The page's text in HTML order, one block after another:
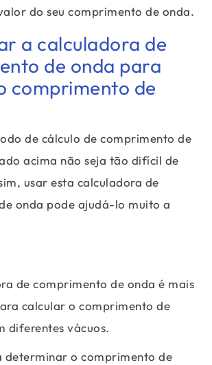
do seu comprimento de onda.
a calculadora de
de onda para
comprimento de
de cálculo de comprimento de
acima não seja tão difícil de
usar esta calculadora de
onda pode ajudá-lo muito a
de comprimento de onda é mais
calcular o comprimento de
diferentes vácuos.
determinar o comprimento de